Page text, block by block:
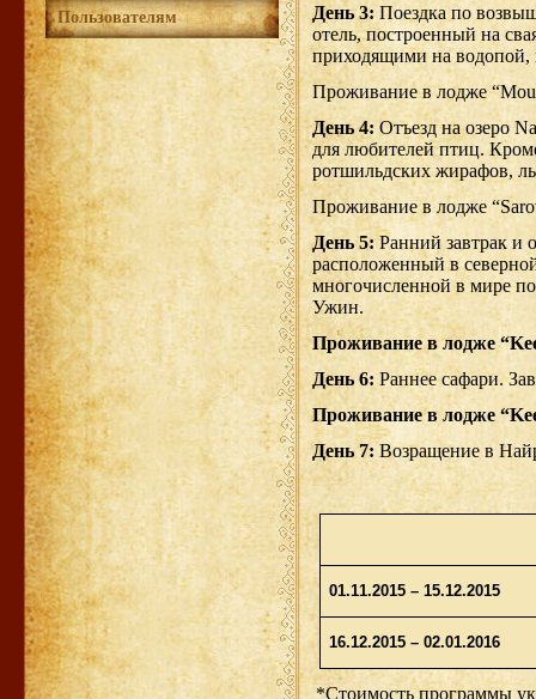
Пользователям
День 3: Поездка по
отель, построенный на
приходящими на водопой,
Проживание в лодже
День 4:Отъезд на озеро
для любителей птиц.
ротшильдских жирафов,
Проживание в лодже
День 5:Ранний завтрак и
расположенный в
многочисленной в мире
Ужин.
Проживание в лодже “
День 6: Раннее сафари.
Проживание в лодже “
День 7:Возращение в
01.11.2015 – 15.12.2015
16.12.2015 – 02.01.2016
*Стоимость программы